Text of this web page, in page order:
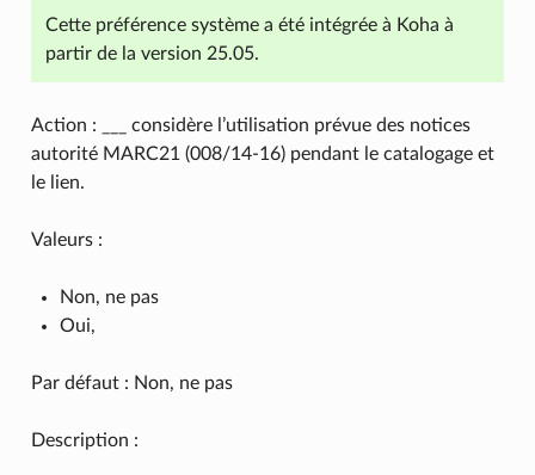
Cette préférence système a été intégrée à Koha à
partir de la version 25.05.
Action : ___ considère l’utilisation prévue des notices
autorité MARC21 (008/14-16) pendant le catalogage et
le lien.
Valeurs :
Non, ne pas
Oui,
Par défaut : Non, ne pas
Description :